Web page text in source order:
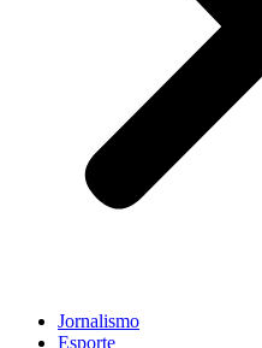
Jornalismo
Esporte